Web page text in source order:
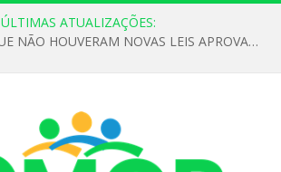
ÚLTIMAS ATUALIZAÇÕES:
DECLARAMOS QUE NÃO HOUVERAM NOVAS LEIS APROVADAS ATÉ O MOMENTO PARA O INSTITUTO DE PREVIDÊNCIA NO ANO DE 2026